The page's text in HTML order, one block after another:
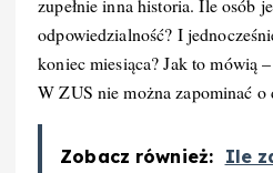
odpowiedzialność? I
koniec miesiąca? Jak to mówią
W ZUS nie można zapominać
Zobacz również: Ile